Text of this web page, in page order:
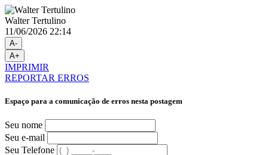
Walter Tertulino
11/06/2026 22:14
A-
A+
IMPRIMIR
REPORTAR ERROS
Espaço para a comunicação de erros nesta postagem
Seu nome
Seu e-mail
Seu Telefone